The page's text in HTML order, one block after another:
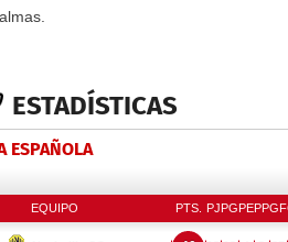
ESTADÍSTICAS
ESPAÑOLA